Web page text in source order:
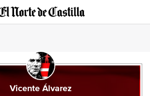
Vicente Álvarez